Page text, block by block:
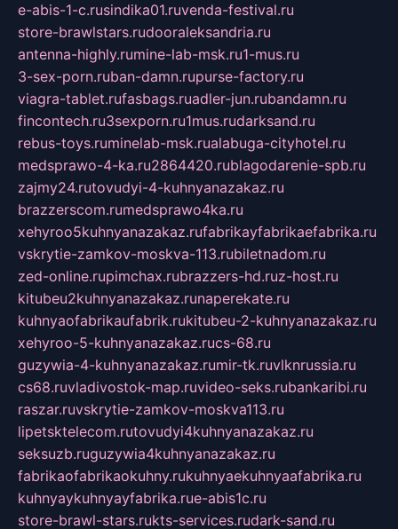
e-abis-1-c.rusindika01.ruvenda-festival.ru
store-brawlstars.rudooraleksandria.ru
antenna-highly.rumine-lab-msk.ru1-mus.ru
3-sex-porn.ruban-damn.rupurse-factory.ru
viagra-tablet.rufasbags.ruadler-jun.rubandamn.ru
fincontech.ru3sexporn.ru1mus.rudarksand.ru
rebus-toys.ruminelab-msk.rualabuga-cityhotel.ru
medsprawo-4-ka.ru2864420.rublagodarenie-spb.ru
zajmy24.rutovudyi-4-kuhnyanazakaz.ru
brazzerscom.rumedsprawo4ka.ru
xehyroo5kuhnyanazakaz.rufabrikayfabrikaefabrika.ru
vskrytie-zamkov-moskva-113.rubiletnadom.ru
zed-online.rupimchax.rubrazzers-hd.ruz-host.ru
kitubeu2kuhnyanazakaz.runaperekate.ru
kuhnyaofabrikaufabrik.rukitubeu-2-kuhnyanazakaz.ru
xehyroo-5-kuhnyanazakaz.rucs-68.ru
guzywia-4-kuhnyanazakaz.rumir-tk.ruvlknrussia.ru
cs68.ruvladivostok-map.ruvideo-seks.rubankaribi.ru
raszar.ruvskrytie-zamkov-moskva113.ru
lipetsktelecom.rutovudyi4kuhnyanazakaz.ru
seksuzb.ruguzywia4kuhnyanazakaz.ru
fabrikaofabrikaokuhny.rukuhnyaekuhnyaafabrika.ru
kuhnyaykuhnyayfabrika.rue-abis1c.ru
store-brawl-stars.rukts-services.rudark-sand.ru